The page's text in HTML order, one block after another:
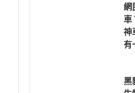
網
車
神
有
黑